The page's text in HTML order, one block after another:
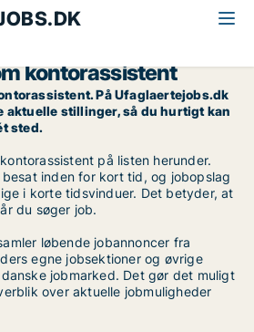
kontorassistent
På Ufaglaertejobs.dk
aktuelle stillinger, så du hurtigt kan
sted.
på listen herunder.
inden for kort tid, og jobopslag
i korte tidsvinduer. Det betyder, at
du søger job.
løbende jobannoncer fra
egne jobsektioner og øvrige
jobmarked. Det gør det muligt
over aktuelle jobmuligheder